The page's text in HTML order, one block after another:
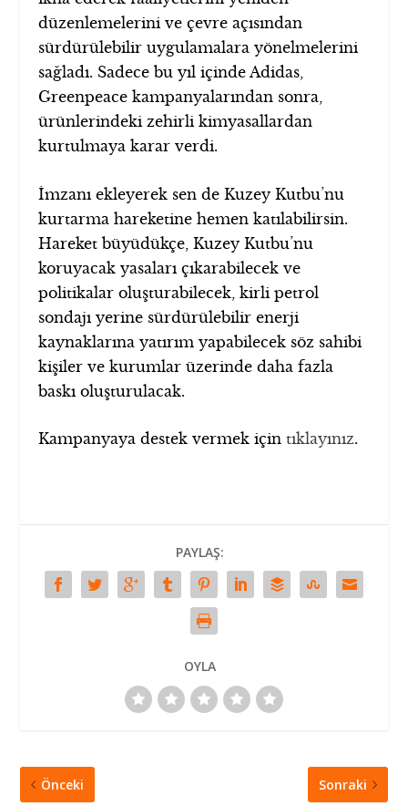
düzenlemelerini ve çevre açısından
sürdürülebilir uygulamalara yönelmelerini
sağladı. Sadece bu yıl içinde Adidas,
Greenpeace kampanyalarından sonra,
ürünlerindeki zehirli kimyasallardan
kurtulmaya karar verdi.
İmzanı ekleyerek sen de Kuzey Kutbu’nu
kurtarma hareketine hemen katılabilirsin.
Hareket büyüdükçe, Kuzey Kutbu’nu
koruyacak yasaları çıkarabilecek ve
politikalar oluşturabilecek, kirli petrol
sondajı yerine sürdürülebilir enerji
kaynaklarına yatırım yapabilecek söz sahibi
kişiler ve kurumlar üzerinde daha fazla
baskı oluşturulacak.
Kampanyaya destek vermek içintıklayınız.
PAYLAŞ:
OYLA
Önceki Sonraki